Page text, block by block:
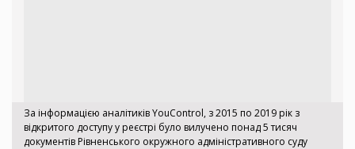
За інформацією аналітиків YouControl, з 2015 по 2019 рік з
відкритого доступу у реєстрі було вилучено понад 5 тисяч
документів Рівненського окружного адміністративного суду